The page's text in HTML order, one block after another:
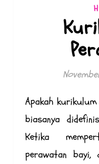
Apakah kurikulum untuk perawatan bayi? Kurikulum
biasanya
Ketika
perawatan